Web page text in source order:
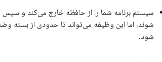
سیستم برنامه شما را از حافظه خارج می‌کند و سپس
شوند، اما این وظیفه می‌تواند تا حدودی از بسته
شود.